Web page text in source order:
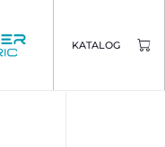
KATALOG